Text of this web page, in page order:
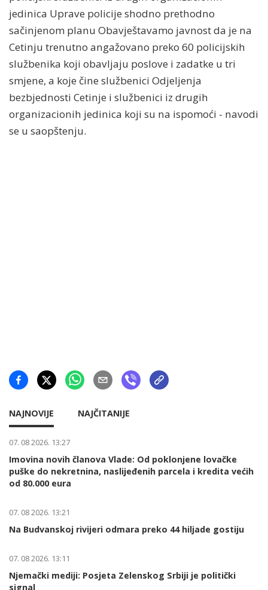
jedinica Uprave policije shodno prethodno
sačinjenom planu Obavještavamo javnost da je na
Cetinju trenutno angažovano preko 60 policijskih
službenika koji obavljaju poslove i zadatke u tri
smjene, a koje čine službenici Odjeljenja
bezbjednosti Cetinje i službenici iz drugih
organizacionih jedinica koji su na ispomoći - navodi
se u saopštenju.
NAJNOVIJE NAJČITANIJE
07. 08 2026. 13:27
Imovina novih članova Vlade: Od poklonjene lovačke
puške do nekretnina, naslijeđenih parcela i kredita većih
od 80.000 eura
07. 08 2026. 13:21
Na Budvanskoj rivijeri odmara preko 44 hiljade gostiju
07. 08 2026. 13:11
Njemački mediji: Posjeta Zelenskog Srbiji je politički
signal